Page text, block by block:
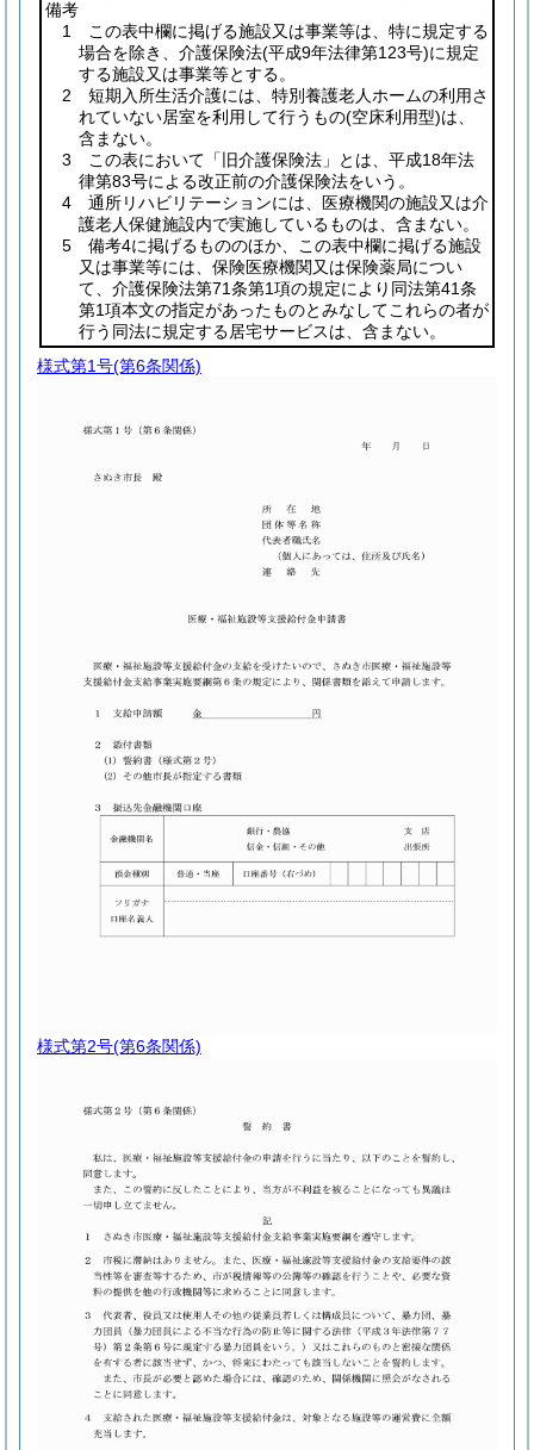
備考
1 この表中欄に掲げる施設又は事業等は、特に規定する
場合を除き、介護保険法(平成9年法律第123号)に規定
する施設又は事業等とする。
2 短期入所生活介護には、特別養護老人ホームの利用さ
れていない居室を利用して行うもの(空床利用型)は、
含まない。
3 この表において「旧介護保険法」とは、平成18年法
律第83号による改正前の介護保険法をいう。
4 通所リハビリテーションには、医療機関の施設又は介
護老人保健施設内で実施しているものは、含まない。
5 備考4に掲げるもののほか、この表中欄に掲げる施設
又は事業等には、保険医療機関又は保険薬局につい
て、介護保険法第71条第1項の規定により同法第41条
第1項本文の指定があったものとみなしてこれらの者が
行う同法に規定する居宅サービスは、含まない。
様式第1号(第6条関係)
様式第2号(第6条関係)